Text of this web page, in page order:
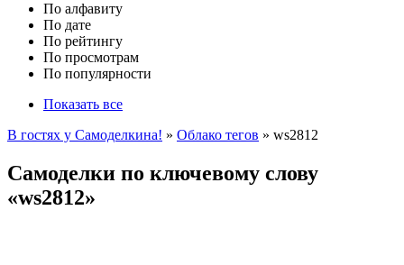
По алфавиту
По дате
По рейтингу
По просмотрам
По популярности
Показать все
В гостях у Самоделкина! » Облако тегов » ws2812
Самоделки по ключевому слову
«ws2812»